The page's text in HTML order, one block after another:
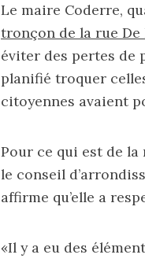
Le maire Coderre,
tronçon de la rue
éviter des pertes de
planifié troquer
citoyennes avaient
Pour ce qui est de
le conseil
affirme qu’elle a
«Il y a eu des